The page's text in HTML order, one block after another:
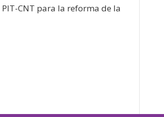
aumentar
CNT para la reforma de la